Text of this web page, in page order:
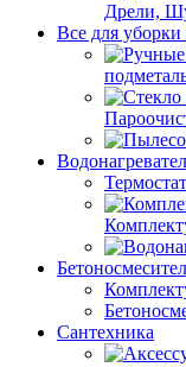
Дрели,
Все для
Сантехника